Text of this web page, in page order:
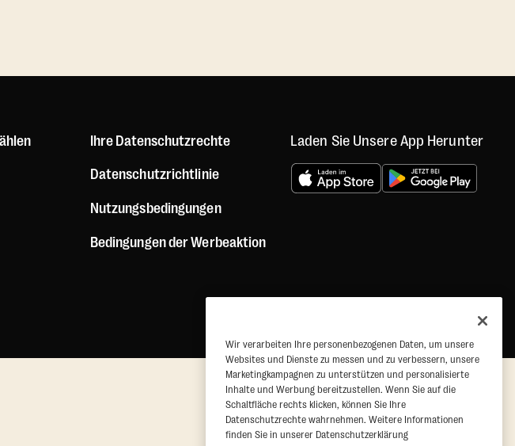
Ihre Datenschutzrechte
Datenschutzrichtlinie
Nutzungsbedingungen
Bedingungen der Werbeaktion
Laden Sie Unsere App Herunter
Wir verarbeiten Ihre personenbezogenen Daten, um unsere
Websites und Dienste zu messen und zu verbessern, unsere
Marketingkampagnen zu unterstützen und personalisierte
Inhalte und Werbung bereitzustellen. Wenn Sie auf die
Schaltfläche rechts klicken, können Sie Ihre
Datenschutzrechte wahrnehmen. Weitere Informationen
finden Sie in unserer Datenschutzerklärung